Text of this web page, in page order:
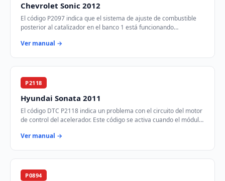
Chevrolet Sonic 2012
El código P2097 indica que el sistema de ajuste de combustible
posterior al catalizador en el banco 1 está funcionando
Ver manual →
P2118
Hyundai Sonata 2011
El código DTC P2118 indica un problema con el circuito del motor
de control del acelerador. Este código se activa cuando el módulo
Ver manual →
P0894